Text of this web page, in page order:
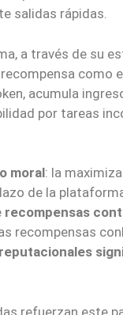
salidas rápidas.
a través de su
como
acumula
por tareas
moral: la
de la
recompensas
recompensas
refuerzan este